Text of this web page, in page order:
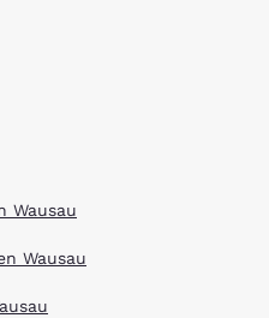
Wausau
Wausau